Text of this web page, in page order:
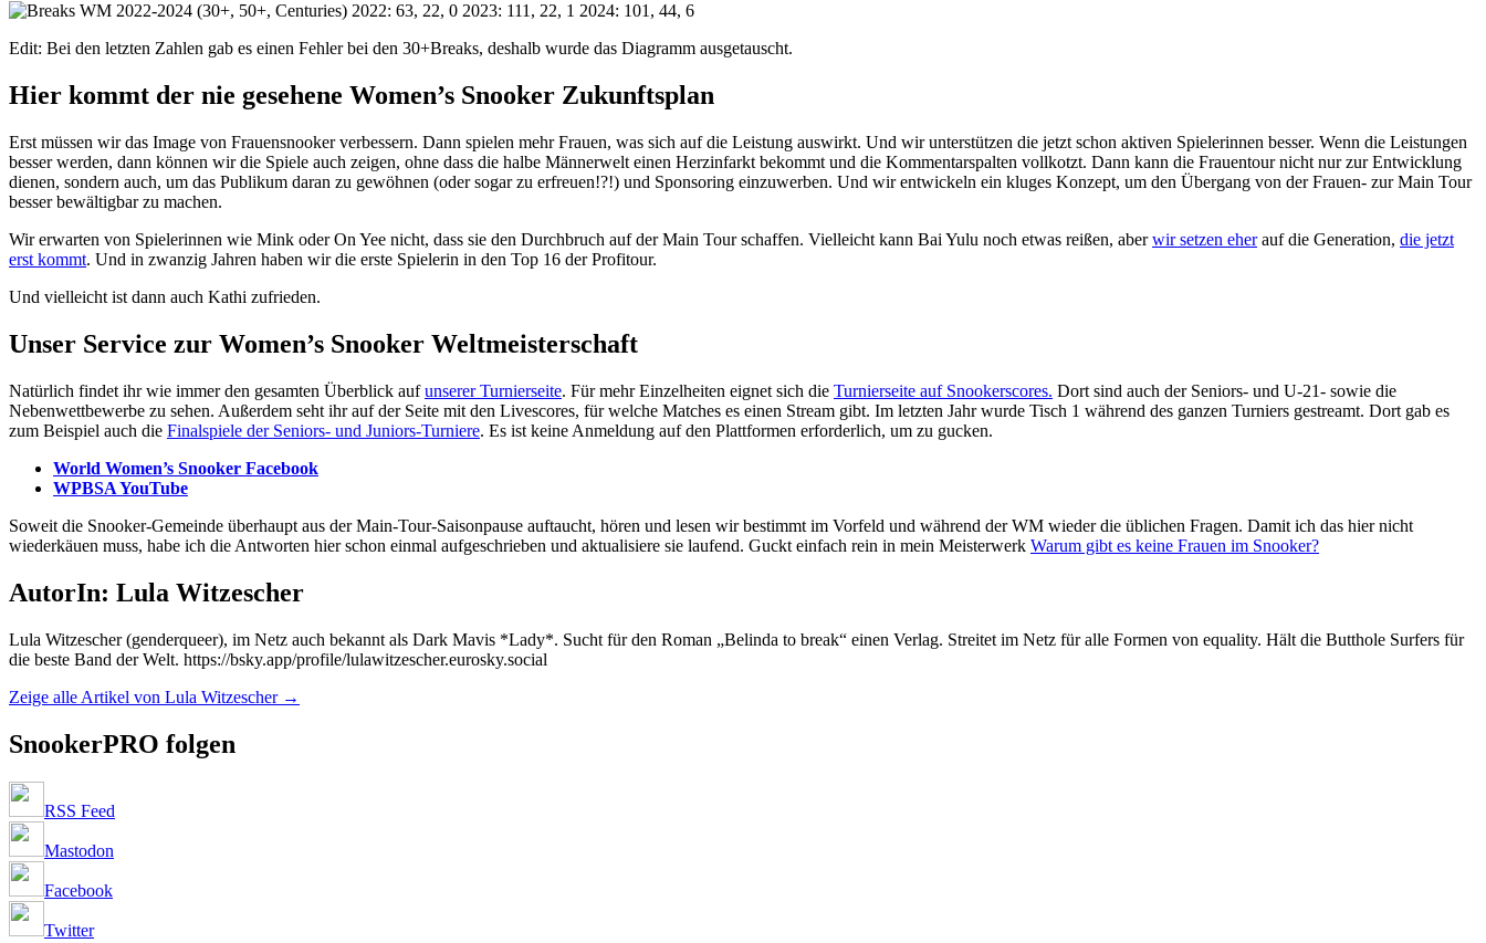
Edit: Bei den letzten Zahlen gab es einen Fehler bei den 30+Breaks, deshalb wurde das Diagramm ausgetauscht.
Hier kommt der nie gesehene Women’s Snooker Zukunftsplan
Erst müssen wir das Image von Frauensnooker verbessern. Dann spielen mehr Frauen, was sich auf die Leistung auswirkt. Und wir unterstützen die jetzt schon aktiven Spielerinnen besser. Wenn die Leistungen
besser werden, dann können wir die Spiele auch zeigen, ohne dass die halbe Männerwelt einen Herzinfarkt bekommt und die Kommentarspalten vollkotzt. Dann kann die Frauentour nicht nur zur Entwicklung
dienen, sondern auch, um das Publikum daran zu gewöhnen (oder sogar zu erfreuen!?!) und Sponsoring einzuwerben. Und wir entwickeln ein kluges Konzept, um den Übergang von der Frauen- zur Main Tour
besser bewältigbar zu machen.
Wir erwarten von Spielerinnen wie Mink oder On Yee nicht, dass sie den Durchbruch auf der Main Tour schaffen. Vielleicht kann Bai Yulu noch etwas reißen, aberwir setzen eherauf die Generation, die jetzt
erst kommt. Und in zwanzig Jahren haben wir die erste Spielerin in den Top 16 der Profitour.
Und vielleicht ist dann auch Kathi zufrieden.
Unser Service zur Women’s Snooker Weltmeisterschaft
Natürlich findet ihr wie immer den gesamten Überblick aufunserer Turnierseite. Für mehr Einzelheiten eignet sich die Turnierseite auf Snookerscores. Dort sind auch der Seniors- und U-21- sowie die
Nebenwettbewerbe zu sehen. Außerdem seht ihr auf der Seite mit den Livescores, für welche Matches es einen Stream gibt. Im letzten Jahr wurde Tisch 1 während des ganzen Turniers gestreamt. Dort gab es
zum Beispiel auch die Finalspiele der Seniors- und Juniors-Turniere. Es ist keine Anmeldung auf den Plattformen erforderlich, um zu gucken.
World Women’s Snooker Facebook
WPBSA YouTube
Soweit die Snooker-Gemeinde überhaupt aus der Main-Tour-Saisonpause auftaucht, hören und lesen wir bestimmt im Vorfeld und während der WM wieder die üblichen Fragen. Damit ich das hier nicht
wiederkäuen muss, habe ich die Antworten hier schon einmal aufgeschrieben und aktualisiere sie laufend. Guckt einfach rein in mein Meisterwerk Warum gibt es keine Frauen im Snooker?
AutorIn: Lula Witzescher
Lula Witzescher (genderqueer), im Netz auch bekannt als Dark Mavis *Lady*. Sucht für den Roman „Belinda to break“ einen Verlag. Streitet im Netz für alle Formen von equality. Hält die Butthole Surfers für
die beste Band der Welt. https://bsky.app/profile/lulawitzescher.eurosky.social
Zeige alle Artikel von Lula Witzescher →
SnookerPRO folgen
RSS Feed
Mastodon
Facebook
Twitter